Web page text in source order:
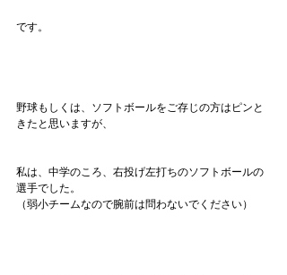
です。
野球もしくは、ソフトボールをご存じの方はピンと
きたと思いますが、
私は、中学のころ、右投げ左打ちのソフトボールの
選手でした。
（弱小チームなので腕前は問わないでください）